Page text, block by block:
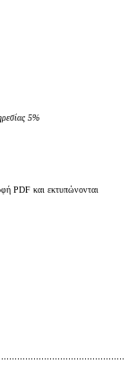
5%
PDF και εκτυπώνονται